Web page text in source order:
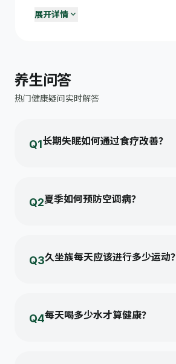
menu_book学习与休息平衡
机。
sports_basketball每天运动一小时
nutrition青少年营养要点
展开详情 expand_more
养生问答
热门健康疑问实时解答
Q1长期失眠如何通过食疗改善？
Q2夏季如何预防空调病？
Q3久坐族每天应该进行多少运动？
Q4每天喝多少水才算健康？